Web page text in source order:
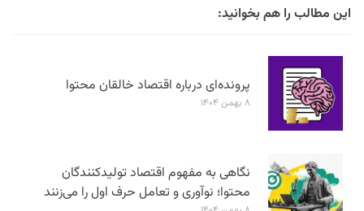
این مطالب را هم بخوانید:
پرونده‌ای درباره اقتصاد خالقان محتوا
۸ بهمن ۱۴۰۴
نگاهی به مفهوم اقتصاد تولیدکنندگان
محتوا؛ نوآوری و تعامل حرف اول را می‌زنند